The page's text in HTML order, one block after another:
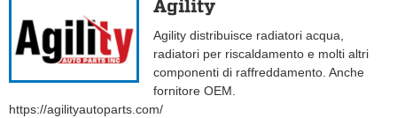
Agility
Agility distribuisce radiatori acqua,
radiatori per riscaldamento e molti altri
componenti di raffreddamento. Anche
fornitore OEM.
https://agilityautoparts.com/